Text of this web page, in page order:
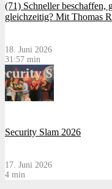
(71) Schneller beschaffen,
gleichzeitig? Mit Thomas
18. Juni 2026
31:57 min
Security Slam 2026
17. Juni 2026
4 min